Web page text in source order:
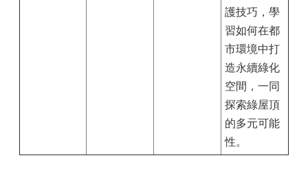
護技巧，學
習如何在都
市環境中打
造永續綠化
空間，一同
探索綠屋頂
的多元可能
性。